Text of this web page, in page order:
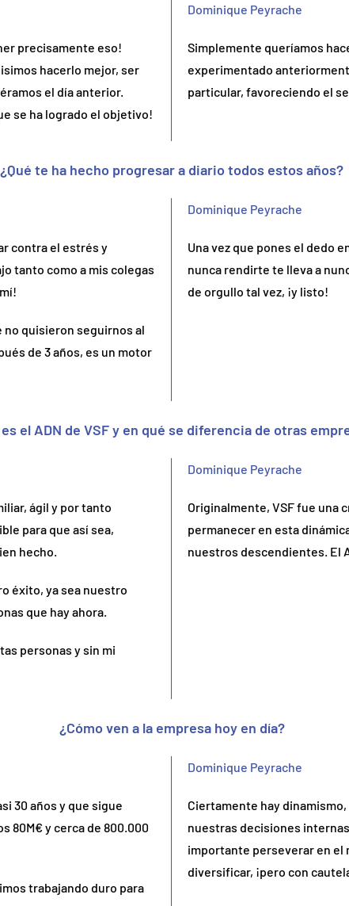
precisamente eso!
hacerlo mejor, ser
el día anterior.
se ha logrado el objetivo!
Dominique Peyrache
Simplemente queríamos
experimentado
particular, favoreciendo el
¿Qué te ha hecho progresar a diario todos estos años?
contra el estrés y
tanto como a mis colegas
no quisieron seguirnos al
de 3 años, es un motor
Dominique Peyrache
Una vez que pones el dedo
nunca rendirte te lleva a
de orgullo tal vez, ¡y listo!
es el ADN de VSF y en qué se diferencia de otras
ágil y por tanto
para que así sea,
hecho.
éxito, ya sea nuestro
que hay ahora.
personas y sin mi
Dominique Peyrache
Originalmente, VSF fue una
permanecer en esta
nuestros descendientes. El
¿Cómo ven a la empresa hoy en día?
30 años y que sigue
80M€ y cerca de 800.000
trabajando duro para
Dominique Peyrache
Ciertamente hay
nuestras decisiones
importante perseverar en el
diversificar, ¡pero con